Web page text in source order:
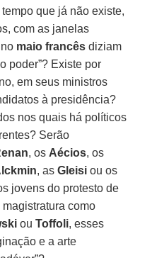
que já não existe,
com as janelas
maio francês diziam
poder”? Existe por
em seus ministros
à presidência?
nos quais há políticos
Serão
, os Aécios, os
, asGleisi ou os
jovens do protesto de
como
ouToffoli, esses
e a arte